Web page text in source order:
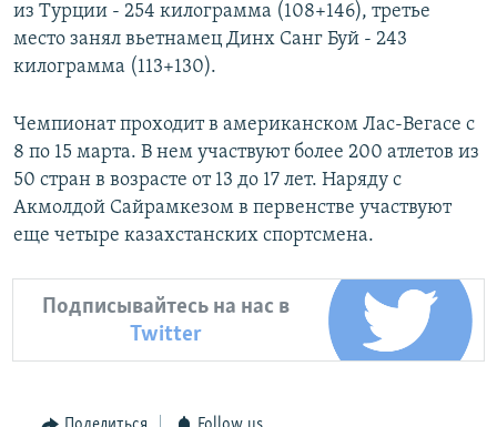
из Турции - 254 килограмма (108+146), третье
место занял вьетнамец Динх Санг Буй - 243
килограмма (113+130).
Чемпионат проходит в американском Лас-Вегасе с
8 по 15 марта. В нем участвуют более 200 атлетов из
50 стран в возрасте от 13 до 17 лет. Наряду с
Акмолдой Сайрамкезом в первенстве участвуют
еще четыре казахстанских спортсмена.
Подписывайтесь на нас в
Twitter